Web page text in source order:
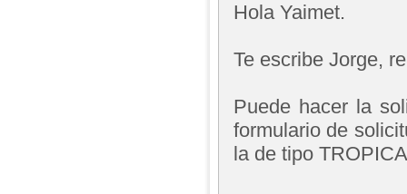
Hola Yaimet.
Te escribe Jorge,
Puede hacer la
formulario de
la de tipo